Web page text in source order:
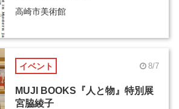
高崎市美術館
イベント 8/7
MUJI BOOKS『人と物』特別展
宮脇綾子